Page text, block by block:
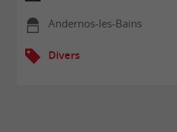
Andernos-les-Bains
Divers